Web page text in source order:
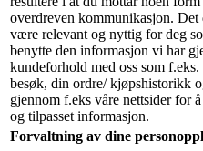
overdreven kommunikasjon. Det
være relevant og nyttig for deg
benytte den informasjon vi har
kundeforhold med oss som
besøk, din ordre/ kjøpshistorikk
gjennom f.eks våre nettsider for
og tilpasset informasjon.
Forvaltning av dine